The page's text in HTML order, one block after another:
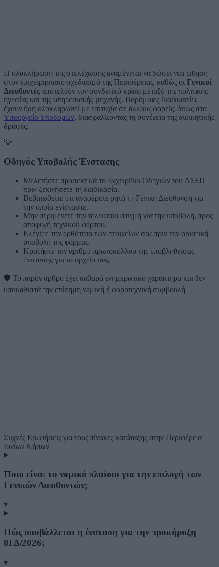
Η ολοκλήρωση της στελέχωσης αναμένεται να δώσει νέα ώθηση
στον επιχειρησιακό σχεδιασμό της Περιφέρειας, καθώς οι Γενικοί
Διευθυντές αποτελούν τον συνδετικό κρίκο μεταξύ της πολιτικής
ηγεσίας και της υπηρεσιακής μηχανής. Παρόμοιες διαδικασίες
έχουν ήδη ολοκληρωθεί με επιτυχία σε άλλους φορείς, όπως στο
Υπουργείο Υποδομών, διασφαλίζοντας τη συνέχεια της διοικητικής
δράσης.
💡
Οδηγός Υποβολής Ένστασης
Μελετήστε προσεκτικά το Εγχειρίδιο Οδηγιών του ΑΣΕΠ
πριν ξεκινήσετε τη διαδικασία.
Βεβαιωθείτε ότι αναφέρετε ρητά τη Γενική Διεύθυνση για
την οποία ενίσταστε.
Μην περιμένετε την τελευταία στιγμή για την υποβολή, προς
αποφυγή τεχνικού φόρτου.
Ελέγξτε την ορθότητα των στοιχείων σας πριν την οριστική
υποβολή της φόρμας.
Κρατήστε τον αριθμό πρωτοκόλλου της υποβληθείσας
ένστασης για το αρχείο σας.
🛡️ Το παρόν άρθρο έχει καθαρά ενημερωτικό χαρακτήρα και δεν
υποκαθιστά την επίσημη νομική ή φοροτεχνική συμβουλή
Συχνές Ερωτήσεις για τους πίνακες κατάταξης στην Περιφέρεια
Ιονίων Νήσων
Ποιο είναι το νομικό πλαίσιο για την επιλογή των
Γενικών Διευθυντών;
▾
Πώς υποβάλλεται η ένσταση για την προκήρυξη
8ΓΔ/2026;
▾